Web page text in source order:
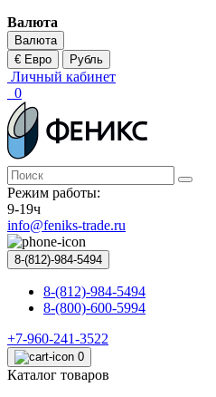
Валюта
Валюта
€ Евро
Рубль
Личный кабинет
0
Режим работы:
9-19ч
info@feniks-trade.ru
8-(812)-984-5494
8-(812)-984-5494
8-(800)-600-5994
+7-960-241-3522
0
Каталог товаров